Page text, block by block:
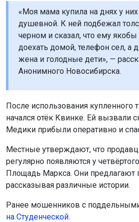
«Моя мама купила на днях у
душевной. К ней подбежал
черном и сказал, что ему якобы
доехать домой, телефон сел, а
жена и голодные дети», —
Анонимного Новосибирска.
После использования купленного
начался отёк Квинке. Ей вызвали
Медики прибыли оперативно и
Местные утверждают, что
регулярно появляются у
Площадь Маркса. Они предлагают
рассказывая различные истории.
Ранее мошенников с
на Студенческой.